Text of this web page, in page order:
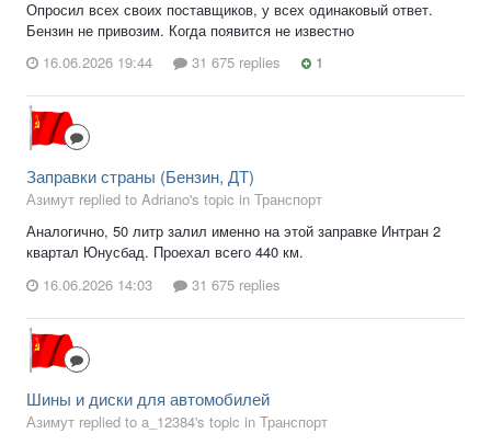
Опросил всех своих поставщиков, у всех одинаковый ответ.
Бензин не привозим. Когда появится не известно
16.06.2026 19:44
31 675 replies 1
Заправки страны (Бензин, ДТ)
Азимут replied to Adriano's topic in Транспорт
Аналогично, 50 литр залил именно на этой заправке Интран 2
квартал Юнусбад. Проехал всего 440 км.
16.06.2026 14:03
31 675 replies
Шины и диски для автомобилей
Азимут replied to a_12384's topic in Транспорт